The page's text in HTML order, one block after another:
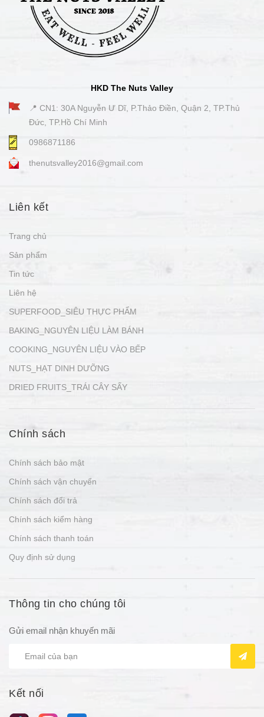
HKD The Nuts Valley
📍 CN1: 30A Nguyễn Ư Dĩ, P.Thảo Điền, Quận 2, TP.Thủ
Đức, TP.Hồ Chí Minh
0986871186
thenutsvalley2016@gmail.com
Liên kết
Trang chủ
Sản phẩm
Tin tức
Liên hệ
SUPERFOOD_SIÊU THỰC PHẨM
BAKING_NGUYÊN LIỆU LÀM BÁNH
COOKING_NGUYÊN LIỆU VÀO BẾP
NUTS_HẠT DINH DƯỠNG
DRIED FRUITS_TRÁI CÂY SẤY
Chính sách
Chính sách bảo mật
Chính sách vận chuyển
Chính sách đổi trả
Chính sách kiểm hàng
Chính sách thanh toán
Quy định sử dụng
Thông tin cho chúng tôi
Gửi email nhận khuyến mãi
Kết nối